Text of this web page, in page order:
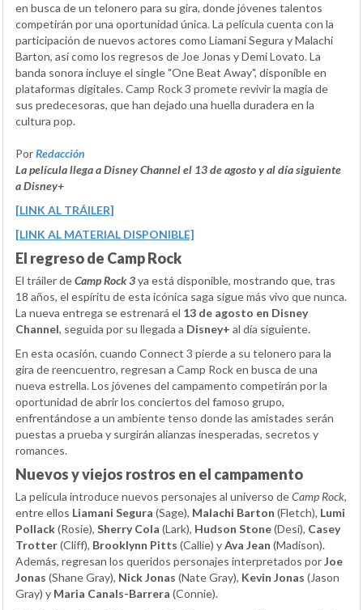
en busca de un telonero para su gira, donde jóvenes talentos
competirán por una oportunidad única. La película cuenta con la
participación de nuevos actores como Liamani Segura y Malachi
Barton, así como los regresos de Joe Jonas y Demi Lovato. La
banda sonora incluye el single "One Beat Away", disponible en
plataformas digitales. Camp Rock 3 promete revivir la magia de
sus predecesoras, que han dejado una huella duradera en la
cultura pop.
PorRedacción
La película llega a Disney Channel el 13 de agosto y al día siguiente
a Disney+
[LINK AL TRÁILER]
[LINK AL MATERIAL DISPONIBLE]
El regreso de Camp Rock
El tráiler deCamp Rock 3ya está disponible, mostrando que, tras
18 años, el espíritu de esta icónica saga sigue más vivo que nunca.
La nueva entrega se estrenará el 13 de agosto en Disney
Channel, seguida por su llegada a Disney+ al día siguiente.
En esta ocasión, cuando Connect 3 pierde a su telonero para la
gira de reencuentro, regresan a Camp Rock en busca de una
nueva estrella. Los jóvenes del campamento competirán por la
oportunidad de abrir los conciertos del famoso grupo,
enfrentándose a un ambiente tenso donde las amistades serán
puestas a prueba y surgirán alianzas inesperadas, secretos y
romances.
Nuevos y viejos rostros en el campamento
La película introduce nuevos personajes al universo deCamp Rock,
entre ellos Liamani Segura (Sage), Malachi Barton (Fletch), Lumi
Pollack(Rosie), Sherry Cola (Lark), Hudson Stone(Desi), Casey
Trotter(Cliff), Brooklynn Pitts (Callie) yAva Jean (Madison).
Además, regresan los queridos personajes interpretados porJoe
Jonas (Shane Gray), Nick Jonas (Nate Gray), Kevin Jonas (Jason
Gray) y Maria Canals-Barrera (Connie).